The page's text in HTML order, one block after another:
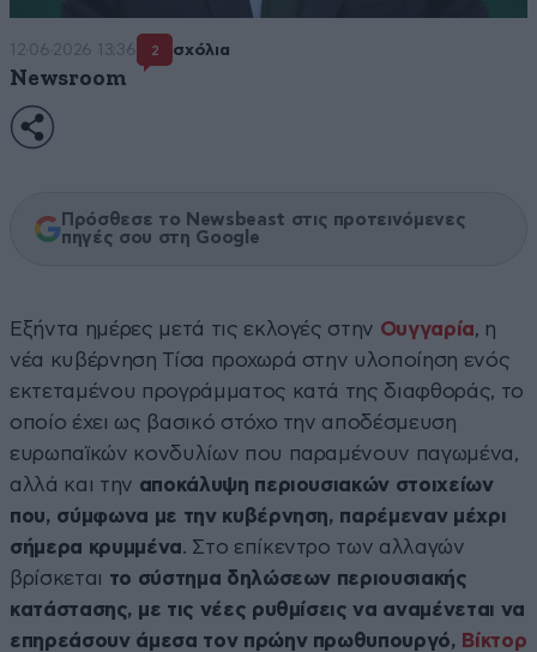
12·06·2026 13:36 2 σχόλια
Newsroom
Πρόσθεσε το Newsbeast στις προτεινόμενες
πηγές σου στη Google
Εξήντα ημέρες μετά τις εκλογές στην Ουγγαρία, η
νέα κυβέρνηση Τίσα προχωρά στην υλοποίηση ενός
εκτεταμένου προγράμματος κατά της διαφθοράς, το
οποίο έχει ως βασικό στόχο την αποδέσμευση
ευρωπαϊκών κονδυλίων που παραμένουν παγωμένα,
αλλά και την αποκάλυψη περιουσιακών στοιχείων
που, σύμφωνα με την κυβέρνηση, παρέμεναν μέχρι
σήμερα κρυμμένα. Στο επίκεντρο των αλλαγών
βρίσκεται το σύστημα δηλώσεων περιουσιακής
κατάστασης, με τις νέες ρυθμίσεις να αναμένεται να
επηρεάσουν άμεσα τον πρώην πρωθυπουργό, Βίκτορ